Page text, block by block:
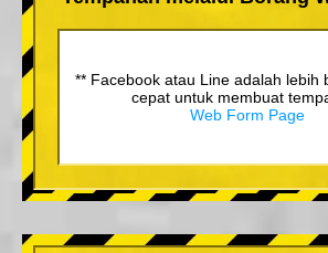
** Facebook atau Line adalah lebih
cepat untuk membuat
Web Form Page